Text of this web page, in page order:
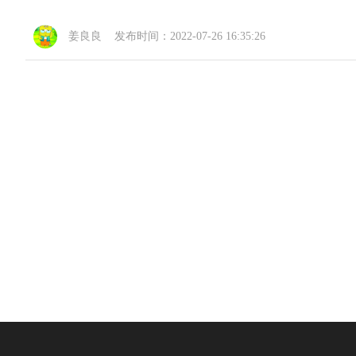
姜良良 发布时间：2022-07-26 16:35:26